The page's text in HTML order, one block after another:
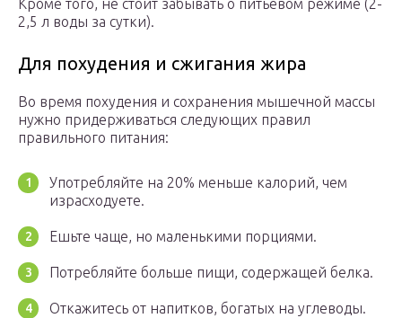
Кроме того, не стоит забывать о питьевом режиме (2-
2,5 л воды за сутки).
Для похудения и сжигания жира
Во время похудения и сохранения мышечной массы
нужно придерживаться следующих правил
правильного питания:
Употребляйте на 20% меньше калорий, чем
израсходуете.
Ешьте чаще, но маленькими порциями.
Потребляйте больше пищи, содержащей белка.
Откажитесь от напитков, богатых на углеводы.